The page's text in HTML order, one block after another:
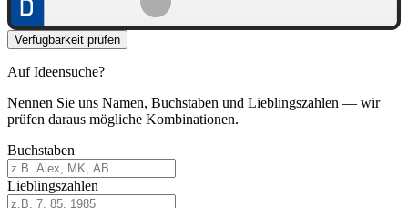
Verfügbarkeit prüfen
Auf Ideensuche?
Nennen Sie uns Namen, Buchstaben und Lieblingszahlen — wir
prüfen daraus mögliche Kombinationen.
Buchstaben
Lieblingszahlen